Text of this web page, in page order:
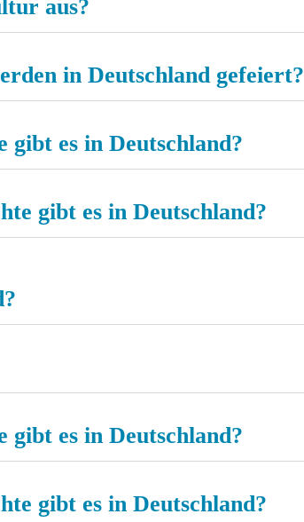
aus?
in Deutschland gefeiert?
gibt es in Deutschland?
gibt es in Deutschland?
gibt es in Deutschland?
gibt es in Deutschland?